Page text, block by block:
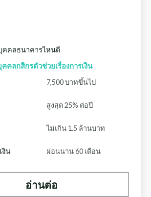
คคลธนาคารไหนดี
คลกสิกรตัวช่วยเรื่องการเงิน
7,500 บาทขึ้นไป
สูงสุด 25% ต่อปี
ไม่เกิน 1.5 ล้านบาท
งิน ผ่อนนาน 60 เดือน
อ่านต่อ